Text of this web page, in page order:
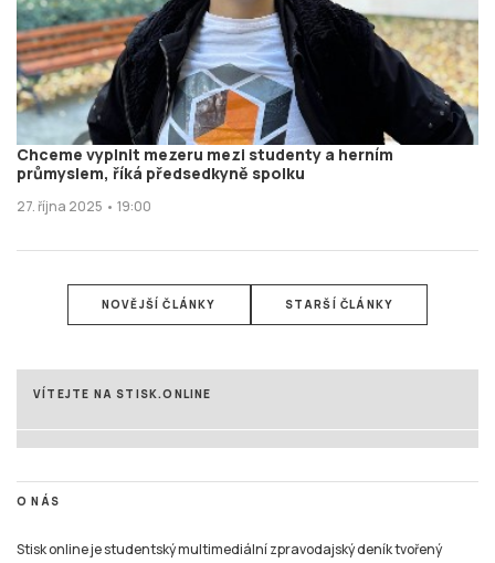
Chceme vyplnit mezeru mezi studenty a herním
průmyslem, říká předsedkyně spolku
27. října 2025 • 19:00
NOVĚJŠÍ ČLÁNKY STARŠÍ ČLÁNKY
VÍTEJTE NA STISK.ONLINE
O NÁS
Stisk online je studentský multimediální zpravodajský deník tvořený